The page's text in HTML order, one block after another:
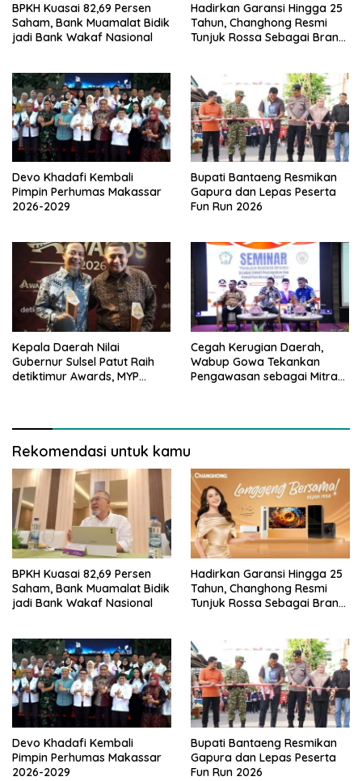
BPKH Kuasai 82,69 Persen
Saham, Bank Muamalat Bidik
jadi Bank Wakaf Nasional
Hadirkan Garansi Hingga 25
Tahun, Changhong Resmi
Tunjuk Rossa Sebagai Brand
Devo Khadafi Kembali
Pimpin Perhumas Makassar
2026-2029
Bupati Bantaeng Resmikan
Gapura dan Lepas Peserta
Fun Run 2026
Kepala Daerah Nilai
Gubernur Sulsel Patut Raih
detiktimur Awards, MYP
Cegah Kerugian Daerah,
Wabup Gowa Tekankan
Pengawasan sebagai Mitra
Rekomendasi untuk kamu
BPKH Kuasai 82,69 Persen
Saham, Bank Muamalat Bidik
jadi Bank Wakaf Nasional
Hadirkan Garansi Hingga 25
Tahun, Changhong Resmi
Tunjuk Rossa Sebagai Brand
Devo Khadafi Kembali
Pimpin Perhumas Makassar
2026-2029
Bupati Bantaeng Resmikan
Gapura dan Lepas Peserta
Fun Run 2026